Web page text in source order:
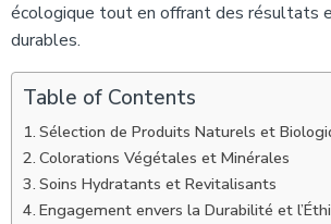
écologique tout en offrant des résultats
durables.
Table of Contents
Sélection de Produits Naturels et
Colorations Végétales et Minérales
Soins Hydratants et Revitalisants
Engagement envers la Durabilité et